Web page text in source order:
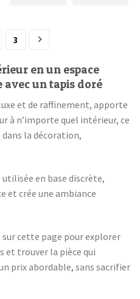
3
en un espace
un tapis doré
et de raffinement, apporte
à n’importe quel intérieur, ce
la décoration,
en base discrète,
et crée une ambiance
cette page pour explorer
et trouver la pièce qui
prix abordable, sans sacrifier